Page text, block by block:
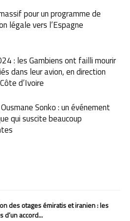
pour un programme de
légale vers l’Espagne
: les Gambiens ont failli mourir
dans leur avion, en direction
d’Ivoire
Sonko : un événement
qui suscite beaucoup
des otages émiratis et iranien : les
d’un accord...